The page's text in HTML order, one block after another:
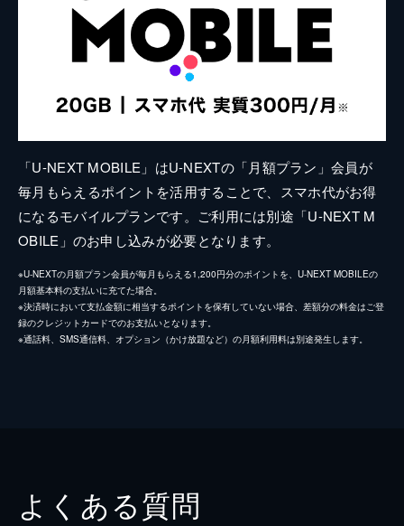
「U-NEXT MOBILE」はU-NEXTの「月額プラン」会員が
毎月もらえるポイントを活用することで、スマホ代がお得
になるモバイルプランです。ご利用には別途「U-NEXT M
OBILE」のお申し込みが必要となります。
※U-NEXTの月額プラン会員が毎月もらえる1,200円分のポイントを、U-NEXT MOBILEの
月額基本料の支払いに充てた場合。
※決済時において支払金額に相当するポイントを保有していない場合、差額分の料金はご登
録のクレジットカードでのお支払いとなります。
※通話料、SMS通信料、オプション（かけ放題など）の月額利用料は別途発生します。
よくある質問